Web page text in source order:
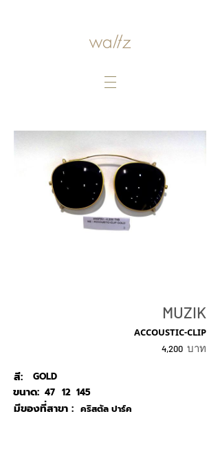
MUZIK
ACCOUSTIC-CLIP
4,200 บาท
สี:
GOLD
47
ขนาด: 12 145
คริสตัล ปาร์ค
มีของที่สาขา :